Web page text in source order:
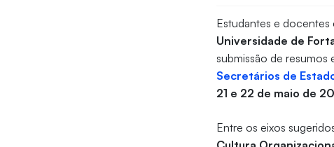
Estudantes e docentes
Universidade de
submissão de
Secretários de
21 e 22 de maio de
Entre os eixos